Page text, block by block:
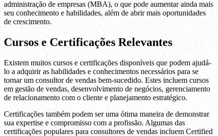
administração de empresas (MBA), o que pode aumentar ainda mais
seu conhecimento e habilidades, além de abrir mais oportunidades
de crescimento.
Cursos e Certificações Relevantes
Existem muitos cursos e certificações disponíveis que podem ajudá-
lo a adquirir as habilidades e conhecimentos necessários para se
tornar um consultor de vendas bem-sucedido. Estes incluem cursos
em gestão de vendas, desenvolvimento de negócios, gerenciamento
de relacionamento com o cliente e planejamento estratégico.
Certificações também podem ser uma ótima maneira de demonstrar
sua expertise e compromisso com a profissão. Algumas das
certificações populares para consultores de vendas incluem Certified